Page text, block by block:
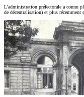
L'administration préfectorale a connu
de décentralisation) et plus récemment